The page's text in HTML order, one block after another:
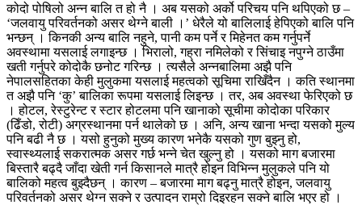
कोदो पोषिलो अन्न बालि त हो नै । अब यसको अर्को परिचय पनि थपिएको छ –
‘जलवायु परिवर्तनको असर थेग्ने बाली ।’ धेरैले यो बालिलाई हेपिएको बालि पनि
भन्छन् । किनकी अन्य बालि नहुने, पानी कम पर्ने र मिहेनत कम गर्नुपर्ने
अवस्थामा यसलाई लगाइन्छ । भिरालो, गह्रा नमिलेको र सिंचाइ नपुग्ने ठाउँमा
खती गर्नुपरे कोदोकै छनोट गरिन्छ । त्यसैले अन्नबालिमा अझै पनि
नेपालसहितका केही मुलुकमा यसलाई महत्वको सूचिमा राखिँदैन । कति स्थानमा
त अझै पनि ‘कु’ बालिका रूपमा यसलाई लिइन्छ । तर, अब अवस्था फेरिएको छ
। होटल, रेस्टुरेन्ट र स्टार होटलमा पनि खानाको सूचीमा कोदोका परिकार
(ढिँडो, रोटी) अग्रस्थानमा पर्न थालेको छ । अनि, अन्य खाना भन्दा यसको मुल्य
पनि बढी नै छ । यसो हुनुको मुख्य कारण भनेकै यसको गुण बुझ्नु हो,
स्वास्थ्यलाई सकरात्मक असर गर्छ भन्ने चेत खुल्नु हो । यसको माग बजारमा
बिस्तारै बढ्दै जाँदा खेती गर्न किसानले मात्रै होइन विभिन्न मुलुकले पनि यो
बालिको महत्व बुझ्दैछन् । कारण – बजारमा माग बढ्नु मात्रै होइन, जलवायु
परिवर्तनको असर थेग्न सक्ने र उत्पादन राम्रो दिइरहन सक्ने बालि भएर हो ।